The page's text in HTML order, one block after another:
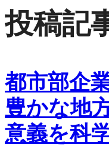
投稿記
都市部企
豊かな地
意義を科